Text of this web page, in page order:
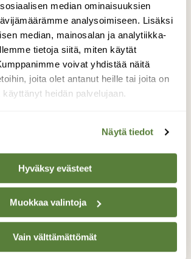
median ominaisuuksien
analysoimiseen. Lisäksi
median, mainosalan ja analytiikka-
tietoja siitä, miten käytät
voivat yhdistää näitä
joita olet antanut heille tai joita on
heidän palvelujaan.
Näytä tiedot
Hyväksy evästeet
Muokkaa valintoja
Vain välttämättömät
HYÖNTEISET
Kesäinen paarmaruno